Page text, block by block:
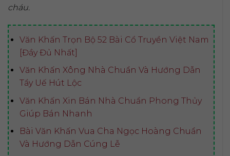
cháu.
Văn Khấn Trọn Bộ 52 Bài Cổ Truyền Việt Nam
[Đầy Đủ Nhất]
Văn Khấn Xông Nhà Chuẩn Và Hướng Dẫn
Tẩy Uế Hút Lộc
Văn Khấn Xin Bán Nhà Chuẩn Phong Thủy
Giúp Bán Nhanh
Bài Văn Khấn Vua Cha Ngọc Hoàng Chuẩn
Và Hướng Dẫn Cúng Lễ